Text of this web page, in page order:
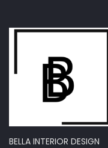
BELLA INTERIOR DESIGN